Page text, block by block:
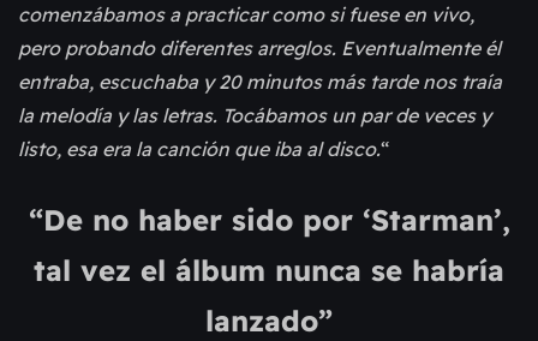
comenzábamos a practicar como si fuese en vivo,
pero probando diferentes arreglos. Eventualmente él
entraba, escuchaba y 20 minutos más tarde nos traía
la melodía y las letras. Tocábamos un par de veces y
listo, esa era la canción que iba al disco.“
“De no haber sido por ‘Starman’,
tal vez el álbum nunca se habría
lanzado”